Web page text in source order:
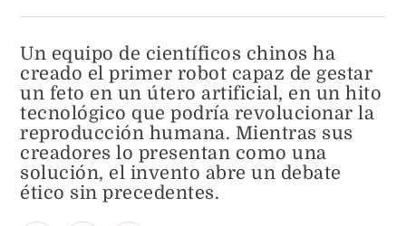
Un equipo de científicos chinos ha
creado el primer robot capaz de gestar
un feto en un útero artificial, en un hito
tecnológico que podría revolucionar la
reproducción humana. Mientras sus
creadores lo presentan como una
solución, el invento abre un debate
ético sin precedentes.